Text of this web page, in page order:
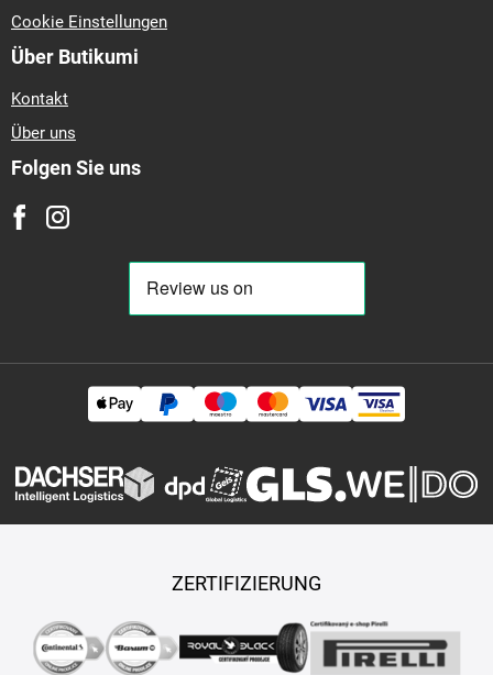
Cookie Einstellungen
Über Butikumi
Kontakt
Über uns
Folgen Sie uns
ZERTIFIZIERUNG